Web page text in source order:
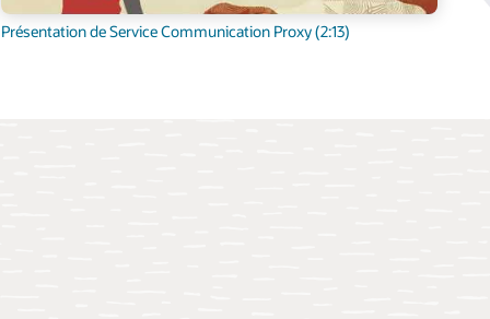
Présentation de Service Communication Proxy (2:13)